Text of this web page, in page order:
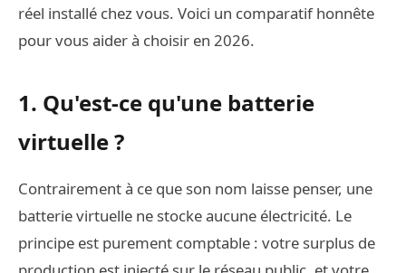
réel installé chez vous. Voici un comparatif honnête
pour vous aider à choisir en 2026.
1. Qu'est-ce qu'une batterie
virtuelle ?
Contrairement à ce que son nom laisse penser, une
batterie virtuelle ne stocke aucune électricité. Le
principe est purement comptable : votre surplus de